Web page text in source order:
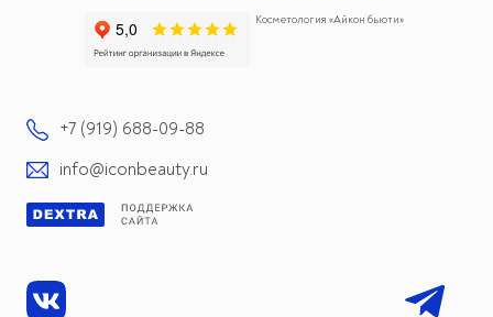
Косметология «Айкон бьюти»
+7 (919) 688-09-88
info@iconbeauty.ru